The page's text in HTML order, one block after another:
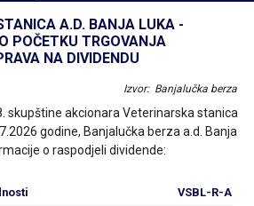
A.D. BANJA LUKA -
POČETKU TRGOVANJA
NA DIVIDENDU
Izvor: Banjalučka berza
skupštine akcionara Veterinarska stanica
godine, Banjalučka berza a.d. Banja
o raspodjeli dividende:
VSBL-R-A